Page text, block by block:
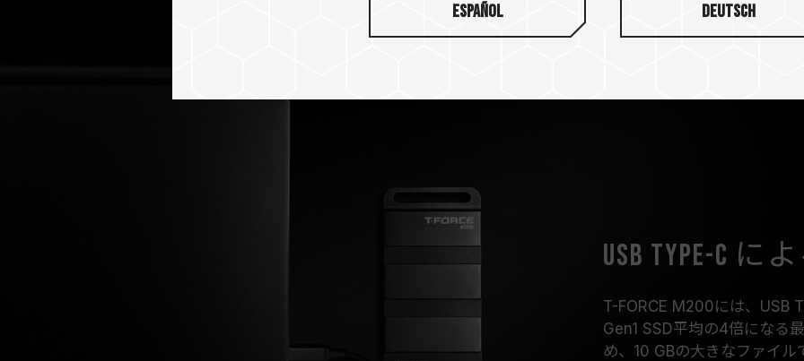
USB Type-C
T-FORCE M200には、USB
Gen1 SSD平均の4倍になる
め、10 GBの大きなファイ
Español Deutsch